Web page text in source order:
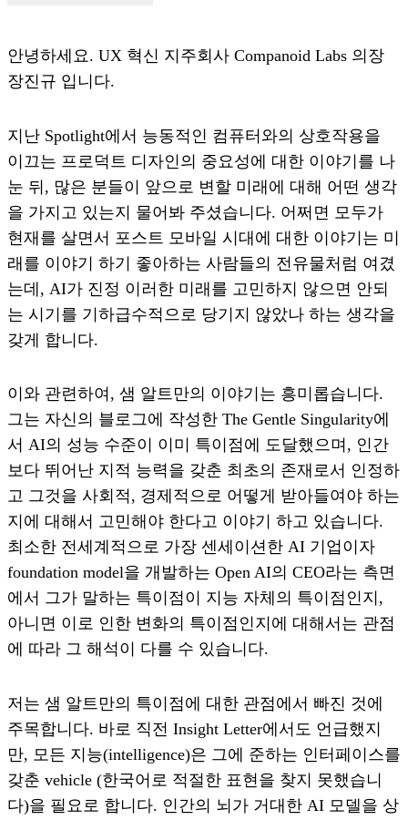
안녕하세요. UX 혁신 지주회사 Companoid Labs 의장
장진규 입니다.
지난 Spotlight에서 능동적인 컴퓨터와의 상호작용을
이끄는 프로덕트 디자인의 중요성에 대한 이야기를 나
눈 뒤, 많은 분들이 앞으로 변할 미래에 대해 어떤 생각
을 가지고 있는지 물어봐 주셨습니다. 어쩌면 모두가
현재를 살면서 포스트 모바일 시대에 대한 이야기는 미
래를 이야기 하기 좋아하는 사람들의 전유물처럼 여겼
는데, AI가 진정 이러한 미래를 고민하지 않으면 안되
는 시기를 기하급수적으로 당기지 않았나 하는 생각을
갖게 합니다.
이와 관련하여, 샘 알트만의 이야기는 흥미롭습니다.
그는 자신의 블로그에 작성한 The Gentle Singularity에
서 AI의 성능 수준이 이미 특이점에 도달했으며, 인간
보다 뛰어난 지적 능력을 갖춘 최초의 존재로서 인정하
고 그것을 사회적, 경제적으로 어떻게 받아들여야 하는
지에 대해서 고민해야 한다고 이야기 하고 있습니다.
최소한 전세계적으로 가장 센세이션한 AI 기업이자
foundation model을 개발하는 Open AI의 CEO라는 측면
에서 그가 말하는 특이점이 지능 자체의 특이점인지,
아니면 이로 인한 변화의 특이점인지에 대해서는 관점
에 따라 그 해석이 다를 수 있습니다.
저는 샘 알트만의 특이점에 대한 관점에서 빠진 것에
주목합니다. 바로 직전 Insight Letter에서도 언급했지
만, 모든 지능(intelligence)은 그에 준하는 인터페이스를
갖춘 vehicle (한국어로 적절한 표현을 찾지 못했습니
다)을 필요로 합니다. 인간의 뇌가 거대한 AI 모델을 상